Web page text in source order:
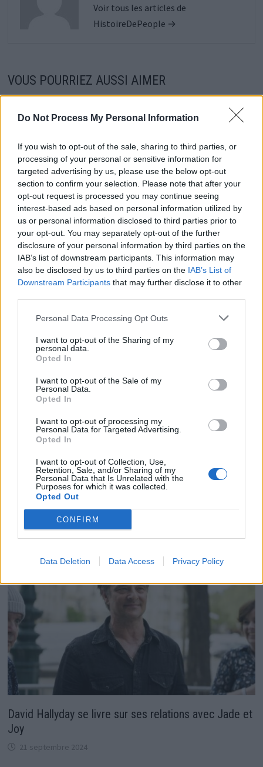
Do Not Process My Personal Information
If you wish to opt-out of the sale, sharing to third parties, or
processing of your personal or sensitive information for
targeted advertising by us, please use the below opt-out
section to confirm your selection. Please note that after your
opt-out request is processed you may continue seeing
interest-based ads based on personal information utilized by
us or personal information disclosed to third parties prior to
your opt-out. You may separately opt-out of the further
disclosure of your personal information by third parties on the
IAB’s list of downstream participants. This information may
also be disclosed by us to third parties on the IAB’s List of
Downstream Participants that may further disclose it to other
Personal Data Processing Opt Outs
I want to opt-out of the Sharing of my
personal data.
Opted In
I want to opt-out of the Sale of my
Personal Data.
Opted In
I want to opt-out of processing my
Personal Data for Targeted Advertising.
Opted In
I want to opt-out of Collection, Use,
Retention, Sale, and/or Sharing of my
Personal Data that Is Unrelated with the
Purposes for which it was collected.
Opted Out
CONFIRM
Data Deletion Data Access Privacy Policy
Voir tous les articles de
HistoireDePeople →
VOUS POURRIEZ AUSSI AIMER
Palmarès des stars les mieux payées en 2023
Les secrets sulfureux de la passion entre Fabien
Onteniente et Mathilde Seigner
David Hallyday se livre sur ses relations avec Jade et
Joy
21 septembre 2024